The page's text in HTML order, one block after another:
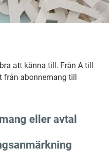
att känna till. Från A till
från abonnemang till
eller avtal